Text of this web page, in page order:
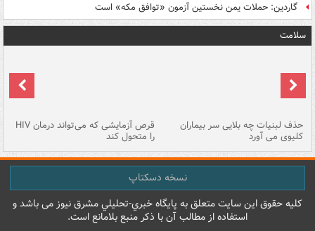
گاردین: حملات یمن نخستین آزمون «توافق مکه» است
سلامت
حذف لبنیات چه بلایی سر بیماران
کلیوی می آورد
قرص آزمایشی که می‌تواند درمان HIV
را متحول کند
نسخه دسکتاپ
کليه حقوق اين سايت متعلق به پایگاه خبري-تحليلي مشرق نيوز می باشد و
استفاده از مطالب آن با ذکر منبع بلامانع است.